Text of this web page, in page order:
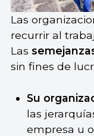
Las
recurrir al
Las
sin fines de
Su
las
empresa u